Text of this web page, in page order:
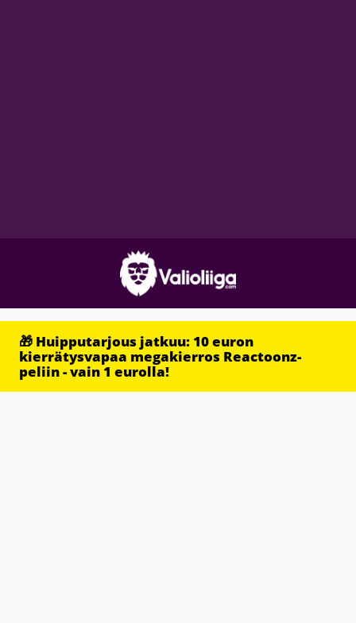
🎁 Huipputarjous jatkuu: 10 euron
kierrätysvapaa megakierros Reactoonz-
peliin - vain 1 eurolla!